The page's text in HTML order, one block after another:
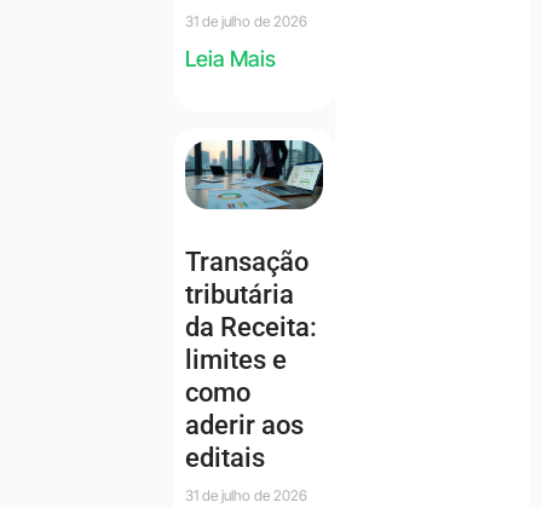
31 de julho de 2026
Leia Mais
Transação
tributária
da Receita:
limites e
como
aderir aos
editais
31 de julho de 2026